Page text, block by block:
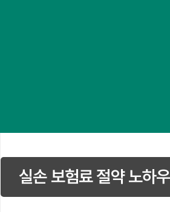
실손 보험료 절약 노하우